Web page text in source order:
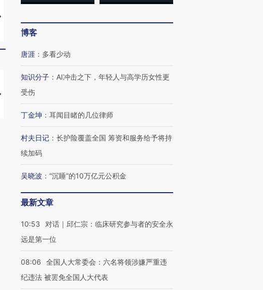
马航飞行员跨国走私7万
粒摇头丸 尿检体内含3种
【推广】走进第四届链博
会，让数智科技“链”接产
【特别呈现】寻找100种
有意思的生活方式·第三对
CFO：不靠规模取胜，华
博客
唐涯 ： 多看少动
知识分子 ： AI冲击之下，年轻人与高学历女性更
受伤
丁金坤 ： 耳闻目睹的几位律师
村夫日记 ： 长护险覆盖全国 筹资和服务给予将持
续加码
吴晓波 ： “沉睡”的10万亿元公积金
最新文章
10:53
对话｜邱仁宗：临床研究参与者的安全永
远是第一位
08:06
全国人大常委会：六名将领涉嫌严重违
纪违法 被罢免全国人大代表